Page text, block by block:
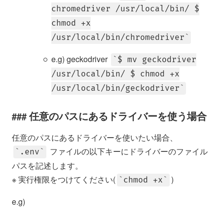
chromedriver /usr/local/bin/ $
chmod +x
/usr/local/bin/chromedriver
e.g) geckodriver
$ mv geckodriver
/usr/local/bin/ $ chmod +x
/usr/local/bin/geckodriver
任意のパスにあるドライバーを使う場合
任意のパスにあるドライバーを使いたい場合、
.env
ファイルの以下キーにドライバーのファイル
パスを記述します。
※ 実行権限をつけてください(
chmod +x
)
e.g)